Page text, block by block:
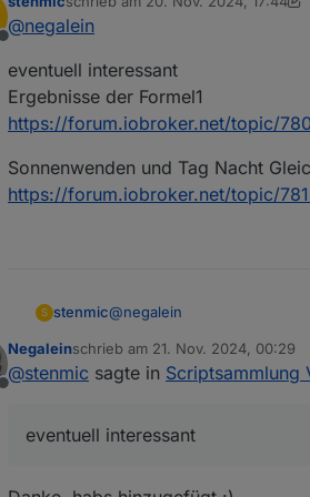
kurzen Beschreibung.
Ihr könnt gerne auch
Offline
zuletzt editiert von stenmic
@negalein
eventuell interessant
Ergebnisse der Formel1
https://forum.iobroker.net/topic/
Sonnenwenden und Tag Nacht
https://forum.iobroker.net/topic/
S stenmic@negalein
eventuell interessant
Ergebnisse der Formel1
Offline
Negaleinschrieb am 21. Nov. 2024, 00:29
zuletzt editiert von
@stenmic sagte in Scriptsammlung
eventuell interessant